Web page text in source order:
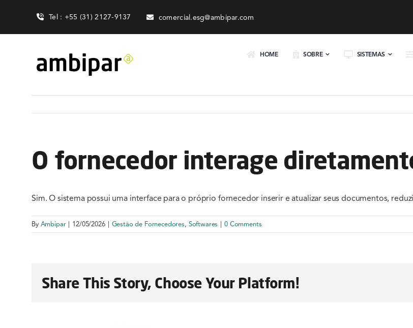
content
Tel : +55 (31) 2127-9137 comercial.esg@ambipar.com
HOME SOBRE SISTEMAS
O fornecedor interage
Sim. O sistema possui uma interface para o próprio fornecedor inserir e atualizar seus documentos,
By Ambipar 12/05/2026 Gestão de Fornecedores, Softwares 0 Comments
Share This Story, Choose Your Platform!